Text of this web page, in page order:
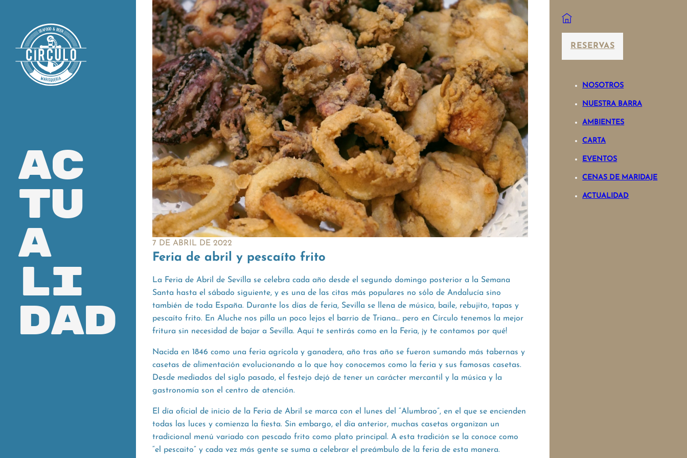
RESERVAS
NOSOTROS
NUESTRA BARRA
AMBIENTES
CARTA
EVENTOS
CENAS DE MARIDAJE
ACTUALIDAD
ac
tu
a
li
dad
7 DE ABRIL DE 2022
Feria de abril y pescaíto frito
La Feria de Abril de Sevilla se celebra cada año desde el segundo domingo posterior a la Semana
Santa hasta el sábado siguiente, y es una de las citas más populares no sólo de Andalucía sino
también de toda España. Durante los días de feria, Sevilla se llena de música, baile, rebujito, tapas y
pescaíto frito. En Aluche nos pilla un poco lejos el barrio de Triana… pero en Círculo tenemos la mejor
fritura sin necesidad de bajar a Sevilla. Aquí te sentirás como en la Feria, ¡y te contamos por qué!
Nacida en 1846 como una feria agrícola y ganadera, año tras año se fueron sumando más tabernas y
casetas de alimentación evolucionando a lo que hoy conocemos como la feria y sus famosas casetas.
Desde mediados del siglo pasado, el festejo dejó de tener un carácter mercantil y la música y la
gastronomía son el centro de atención.
El día oficial de inicio de la Feria de Abril se marca con el lunes del “Alumbrao”, en el que se encienden
todas las luces y comienza la fiesta. Sin embargo, el día anterior, muchas casetas organizan un
tradicional menú variado con pescado frito como plato principal. A esta tradición se la conoce como
“el pescaito” y cada vez más gente se suma a celebrar el preámbulo de la feria de esta manera.